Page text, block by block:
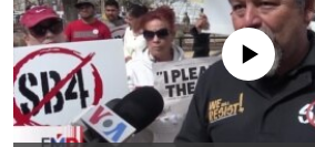
No media source